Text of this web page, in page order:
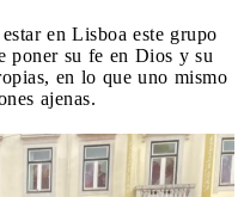
en Lisboa este grupo
poner su fe en Dios y su
en lo que uno mismo
ajenas.